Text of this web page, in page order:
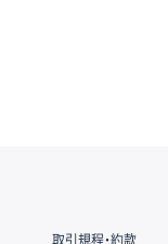
取引規程・約款